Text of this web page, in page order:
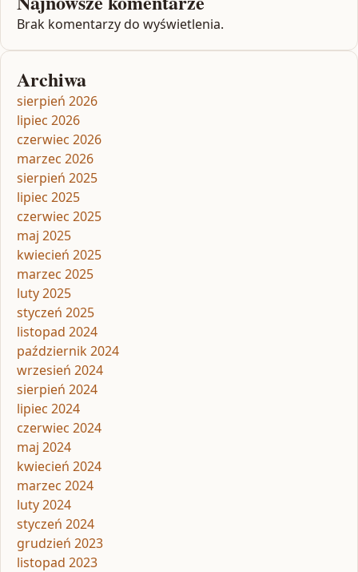
Brak komentarzy do wyświetlenia.
Archiwa
sierpień 2026
lipiec 2026
czerwiec 2026
marzec 2026
sierpień 2025
lipiec 2025
czerwiec 2025
maj 2025
kwiecień 2025
marzec 2025
luty 2025
styczeń 2025
listopad 2024
październik 2024
wrzesień 2024
sierpień 2024
lipiec 2024
czerwiec 2024
maj 2024
kwiecień 2024
marzec 2024
luty 2024
styczeń 2024
grudzień 2023
listopad 2023